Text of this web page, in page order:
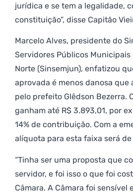
jurídica e se tem a legalidade,
constituição”, disse Capitão
Marcelo Alves, presidente do
Servidores Públicos
Norte (Sinsemjun), enfatizou
aprovada é menos danosa que
pelo prefeito Glêdson Bezerra.
ganham até R$ 3.893,01, por
14% de contribuição. Com a
alíquota para esta faixa será de
“Tinha ser uma proposta que
servidor, e foi isso o que foi
Câmara. A Câmara foi sensível